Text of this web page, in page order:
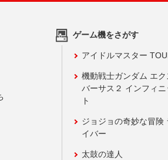
ゲーム機をさがす
アイドルマスター
機動戦士ガンダム エク
バーサス２ インフィニ
ト
ジョジョの奇妙な冒険
イバー
太鼓の達人